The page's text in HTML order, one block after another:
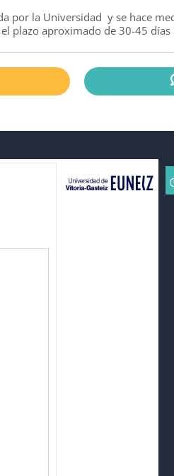
por la Universidad y se hace
plazo aproximado de 30-45